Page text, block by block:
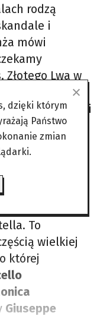
rodzą
i
mówi
Złotego Lwa w
Film Festival i
powagą i
di Donatello
Włoską
i kształt
To
wielkiej
której
Giuseppe
dzięki którym
Państwo
zmian